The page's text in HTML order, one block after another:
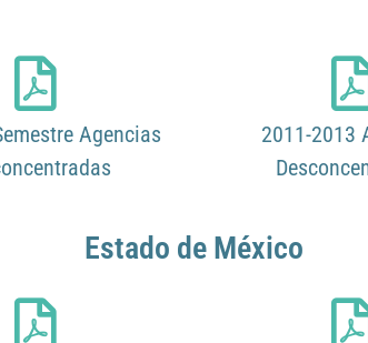
Agencias
2011-2013
Estado de México